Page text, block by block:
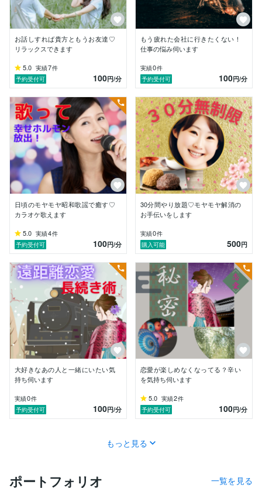
と言っていただく機会がどんどん増えていったんです。
そこから話しを「聴く」ということが人を救う原点なの
ではと
取得に繋がりました。
業です。
どんな小さな迷いや悩みでも、気持ちを吐き出し聴いて
もらうと
不思議と考えがまとまったり、気持ちがすっきりするの
です。
そしてまたそこから歩き出せばいいのです。
私はそんなあなたのお手伝いがしたいと思っています。
でご安心くださいね。
今が苦しくて悲しくても、あなたの進む道の向こうは
明るい光が差しています☆彡
私と一緒に光を探しに行きましょう♡
もちろん、辛いお気持ちだけではなく
「今、ヒマなんだけど誰かとお話ししたい」
「友達がいなくてさみしいからお話ししたい」
でも大丈夫(*'ω'*)
どんな理由でも伺わせていただきます♡
【簡単に私の経歴を紹介します】
長女の私は幼い頃から「お前はこの家を継がなくてはな
らない」「将来も家から出てはならない」「結婚も嫁に
お話しすれば貴方ともうお友達♡
リラックスできます
5.0 実績7件
予約受付可
100円/分
もう疲れた会社に行きたくない！
仕事の悩み伺います
実績0件
予約受付可
100円/分
日頃のモヤモヤ昭和歌謡で癒す♡
カラオケ歌えます
5.0 実績4件
予約受付可
100円/分
30分間やり放題♡モヤモヤ解消の
お手伝いをします
実績0件
購入可能
500円
大好きなあの人と一緒にいたい気
持ち伺います
実績0件
予約受付可
100円/分
恋愛が楽しめなくなってる？辛い
を気持ち伺います
5.0 実績2件
予約受付可
100円/分
もっと見る
ポートフォリオ 一覧を見る